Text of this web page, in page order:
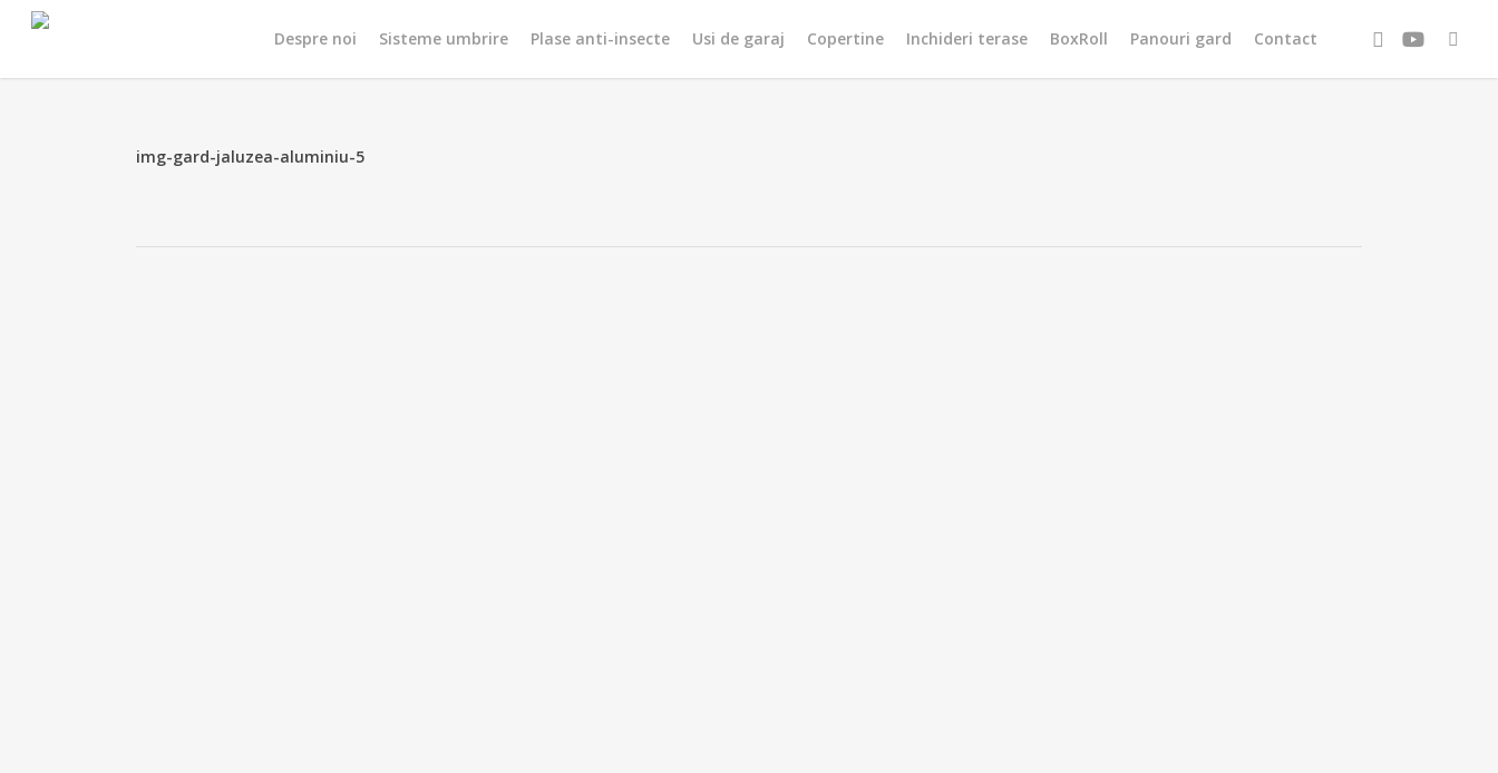
Despre noi Sisteme umbrire Plase anti-insecte Usi de garaj Copertine Inchideri terase BoxRoll Panouri gard Contact facebookyoutubetiktok
img-gard-jaluzea-aluminiu-5